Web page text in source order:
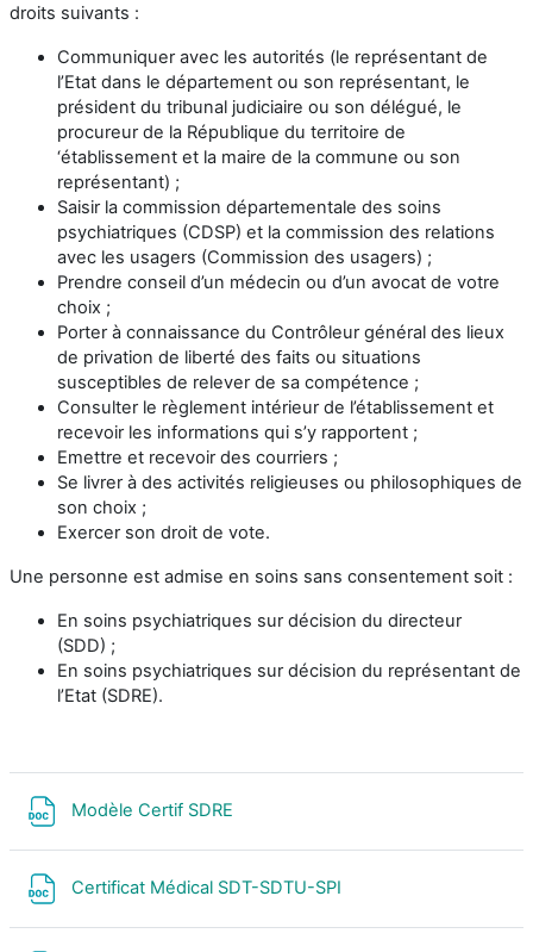
droits suivants :
Communiquer avec les autorités (le représentant de
l’Etat dans le département ou son représentant, le
président du tribunal judiciaire ou son délégué, le
procureur de la République du territoire de
‘établissement et la maire de la commune ou son
représentant) ;
Saisir la commission départementale des soins
psychiatriques (CDSP) et la commission des relations
avec les usagers (Commission des usagers) ;
Prendre conseil d’un médecin ou d’un avocat de votre
choix ;
Porter à connaissance du Contrôleur général des lieux
de privation de liberté des faits ou situations
susceptibles de relever de sa compétence ;
Consulter le règlement intérieur de l’établissement et
recevoir les informations qui s’y rapportent ;
Emettre et recevoir des courriers ;
Se livrer à des activités religieuses ou philosophiques de
son choix ;
Exercer son droit de vote.
Une personne est admise en soins sans consentement soit :
En soins psychiatriques sur décision du directeur
(SDD) ;
En soins psychiatriques sur décision du représentant de
l’Etat (SDRE).
Modèle Certif SDRE
Certificat Médical SDT-SDTU-SPI